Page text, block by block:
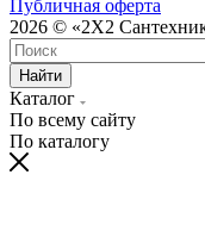
Публичная оферта
2026 © «2X2
Найти
Каталог
По всему сайту
По каталогу